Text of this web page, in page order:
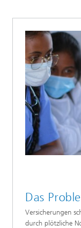
Das
Versicherungen
durch plötzliche